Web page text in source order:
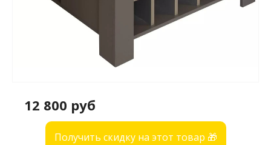
12 800 руб
Получить скидку на этот товар 🎁